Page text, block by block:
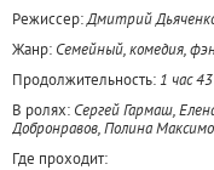
Режиссер:Дмитрий
Жанр: Семейный, комедия,
Продолжительность: 1 час
В ролях: Сергей Гармаш,
Добронравов, Полина
Где проходит: